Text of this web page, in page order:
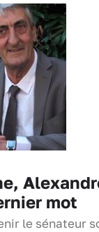
mot
le sénateur